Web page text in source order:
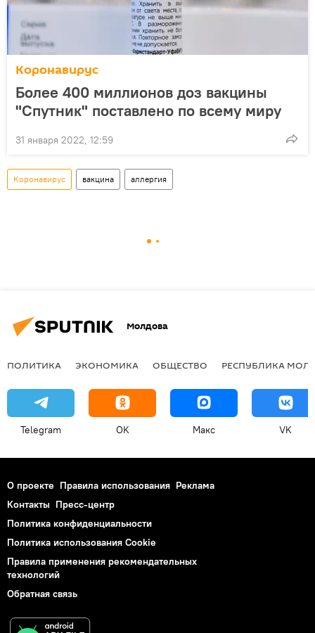
Коронавирус
Более 400 миллионов доз вакцины
"Спутник" поставлено по всему миру
31 января 2022, 12:59
Коронавирус вакцина аллергия
Молдова
ПОЛИТИКА ЭКОНОМИКА ОБЩЕСТВО РЕСПУБЛИКА
Telegram OK Макс VK
О проекте Правила использования Реклама
Контакты Пресс-центр
Политика конфиденциальности
Политика использования Cookie
Правила применения рекомендательных
технологий
Обратная связь